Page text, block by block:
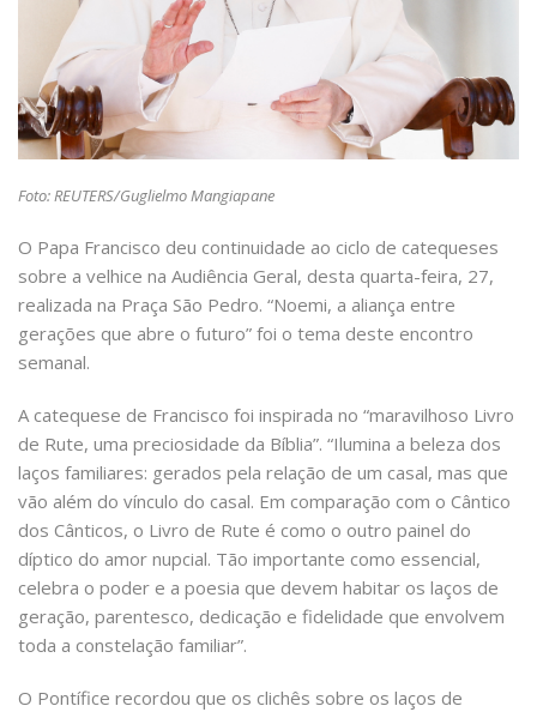
Foto: REUTERS/Guglielmo Mangiapane
O Papa Francisco deu continuidade ao ciclo de catequeses
sobre a velhice na Audiência Geral, desta quarta-feira, 27,
realizada na Praça São Pedro. “Noemi, a aliança entre
gerações que abre o futuro” foi o tema deste encontro
semanal.
A catequese de Francisco foi inspirada no “maravilhoso Livro
de Rute, uma preciosidade da Bíblia”. “Ilumina a beleza dos
laços familiares: gerados pela relação de um casal, mas que
vão além do vínculo do casal. Em comparação com o Cântico
dos Cânticos, o Livro de Rute é como o outro painel do
díptico do amor nupcial. Tão importante como essencial,
celebra o poder e a poesia que devem habitar os laços de
geração, parentesco, dedicação e fidelidade que envolvem
toda a constelação familiar”.
O Pontífice recordou que os clichês sobre os laços de